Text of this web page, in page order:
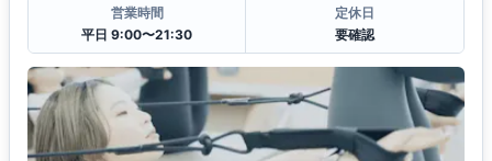
営業時間
平日 9:00〜21:30
定休日
要確認